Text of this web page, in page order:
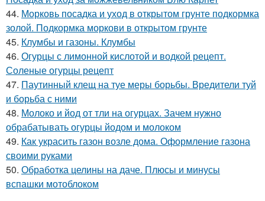
44. Морковь посадка и уход в открытом грунте подкормка
золой. Подкормка моркови в открытом грунте
45. Клумбы и газоны. Клумбы
46. Огурцы с лимонной кислотой и водкой рецепт.
Соленые огурцы рецепт
47. Паутинный клещ на туе меры борьбы. Вредители туй
и борьба с ними
48. Молоко и йод от тли на огурцах. Зачем нужно
обрабатывать огурцы йодом и молоком
49. Как украсить газон возле дома. Оформление газона
своими руками
50. Обработка целины на даче. Плюсы и минусы
вспашки мотоблоком